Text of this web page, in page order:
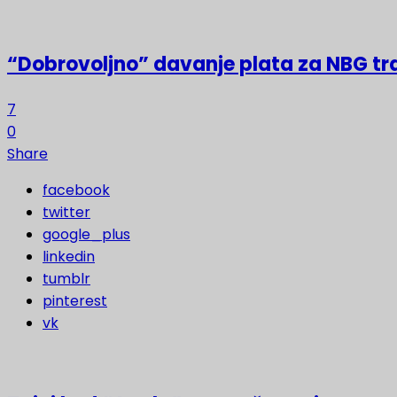
“Dobrovoljno” davanje plata za NBG
7
0
Share
facebook
twitter
google_plus
linkedin
tumblr
pinterest
vk